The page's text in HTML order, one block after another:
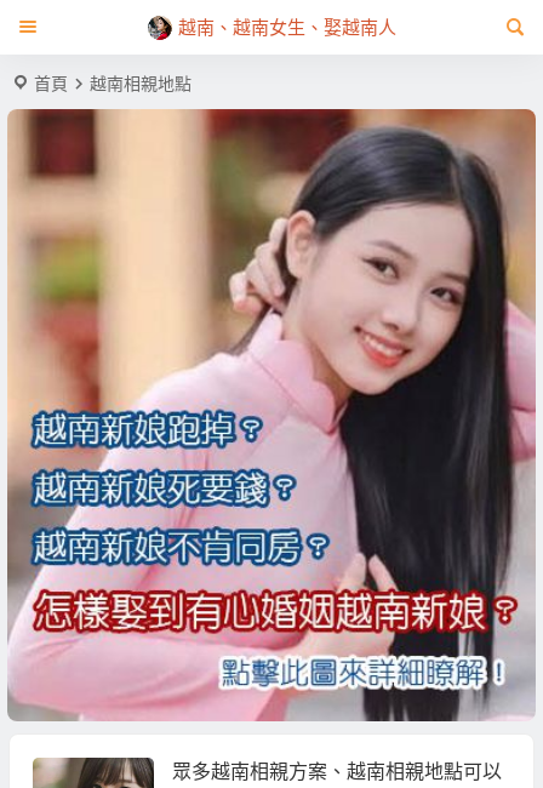
越南、越南女生、娶越南人
首頁 越南相親地點
眾多越南相親方案、越南相親地點可以